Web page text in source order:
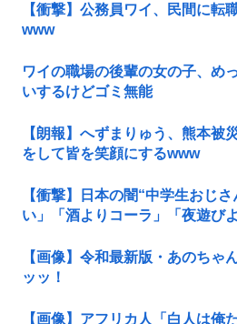
【衝撃】公務員ワイ、民間に転
www
ワイの職場の後輩の女の子、め
いするけどゴミ無能
【朗報】へずまりゅう、熊本被
をして皆を笑顔にするwww
【衝撃】日本の闇“中学生おじ
い」「酒よりコーラ」「夜遊び
【画像】令和最新版・あのちゃ
ッッ！
【画像】アフリカ人「白人は俺